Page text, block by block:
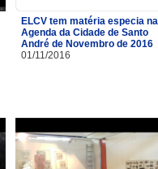
ELCV tem matéria especia na
Agenda da Cidade de Santo
André de Novembro de 2016
01/11/2016